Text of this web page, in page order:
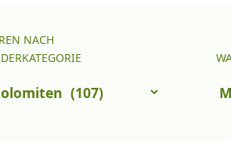
NACH